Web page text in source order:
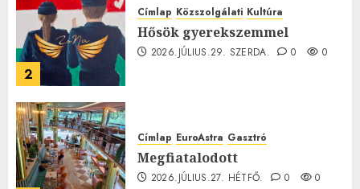
2
Címlap Közszolgálati Kultúra
Hősök gyerekszemmel
2026.JÚLIUS.29. SZERDA. 0 0
Címlap EuroAstra Gasztró
Megfiatalodott
2026.JÚLIUS.27. HÉTFŐ. 0 0